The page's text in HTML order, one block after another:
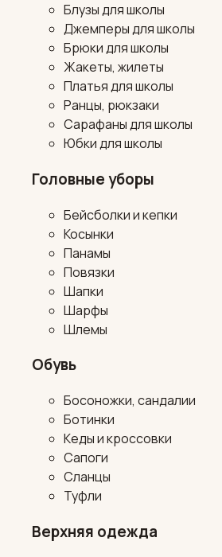
Блузы для школы
Джемперы для школы
Брюки для школы
Жакеты, жилеты
Платья для школы
Ранцы, рюкзаки
Сарафаны для школы
Юбки для школы
Головные уборы
Бейсболки и кепки
Косынки
Панамы
Повязки
Шапки
Шарфы
Шлемы
Обувь
Босоножки, сандалии
Ботинки
Кеды и кроссовки
Сапоги
Сланцы
Туфли
Верхняя одежда